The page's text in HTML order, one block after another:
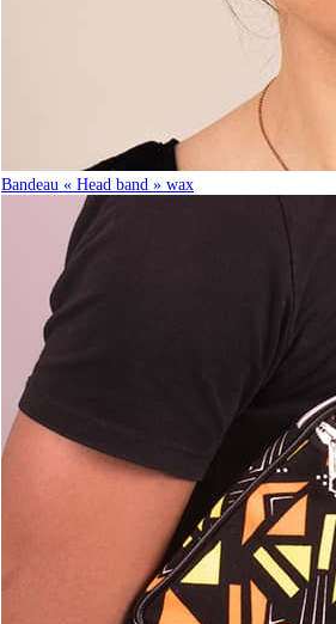
Bandeau « Head band » wax